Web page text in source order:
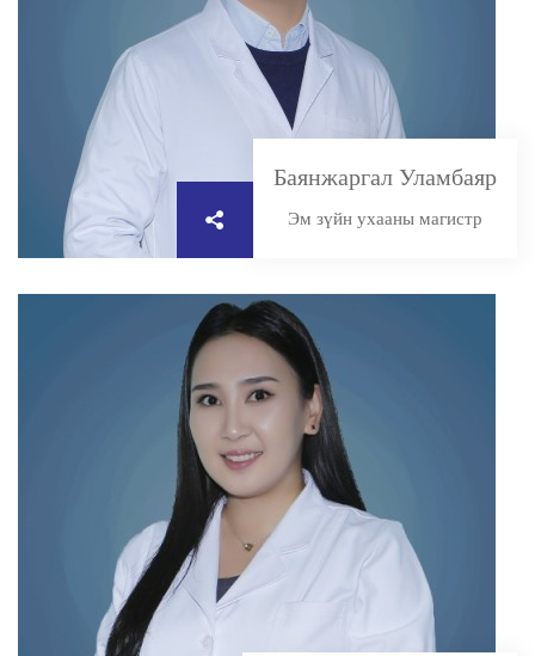
Баянжаргал Уламбаяр
Эм зүйн ухааны магистр